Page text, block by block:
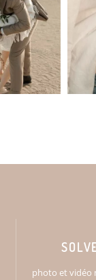
photo et vidéo